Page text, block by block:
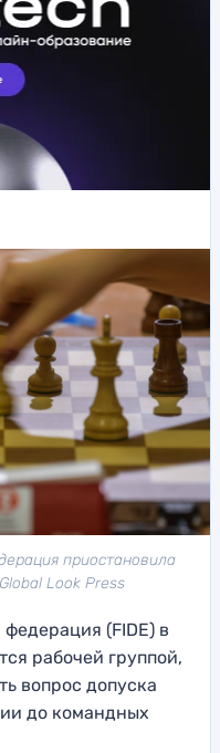
приостановила
Look Press
(FIDE) в
рабочей группой,
вопрос допуска
до командных